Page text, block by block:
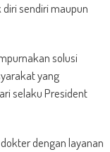
sendiri maupun
solusi
yang
selaku President
dengan layanan